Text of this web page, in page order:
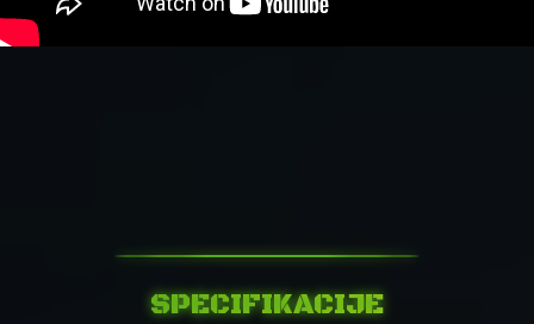
SPECIFIKACIJE